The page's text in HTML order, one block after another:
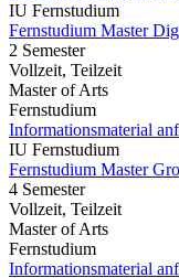
IU Fernstudium
Fernstudium Master
2 Semester
Vollzeit, Teilzeit
Master of Arts
Fernstudium
Informationsmaterial
IU Fernstudium
Fernstudium Master
4 Semester
Vollzeit, Teilzeit
Master of Arts
Fernstudium
Informationsmaterial